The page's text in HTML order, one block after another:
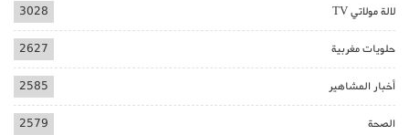
لالة مولاتي TV 3028
حلويات مغربية 2627
أخبار المشاهير 2585
الصحة 2579